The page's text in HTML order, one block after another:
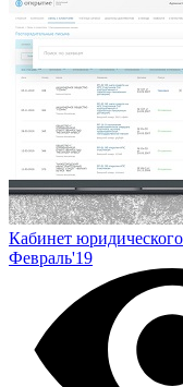
Кабинет
Февраль'19